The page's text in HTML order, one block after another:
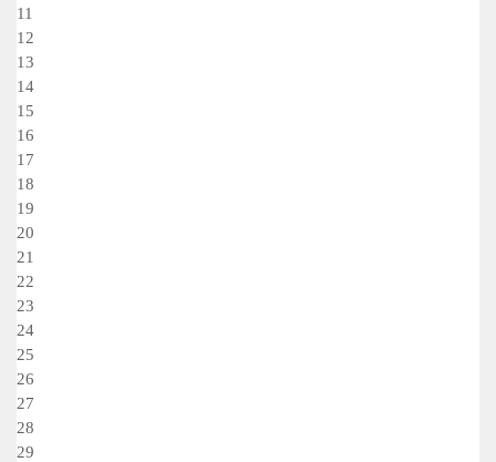
11
12
13
14
15
16
17
18
19
20
21
22
23
24
25
26
27
28
29